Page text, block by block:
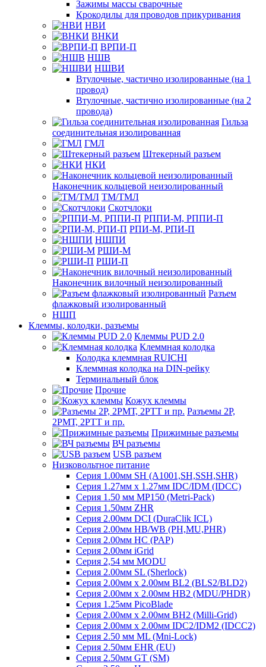
Зажимы массы сварочные
Крокодилы для проводов прикуривания
НВИ
ВНКИ
ВРПИ-П
НШВ
НШВИ
Втулочные, частично изолированные (на 1
провод)
Втулочные, частично изолированные (на 2
провода)
Гильза
соединительная изолированная
ГМЛ
Штекерный разъем
НКИ
Наконечник кольцевой неизолированный
ТМ/ТМЛ
Скотчлоки
РППИ-М, РППИ-П
РПИ-М, РПИ-П
НШПИ
РШИ-М
РШИ-П
Наконечник вилочный неизолированный
Разъем
флажковый изолированный
НШП
Клеммы, колодки, разъемы
Клеммы PUD 2.0
Клеммная колодка
Колодка клеммная RUICHI
Клеммная колодка на DIN-рейку
Терминальный блок
Прочие
Кожух клеммы
Разъемы 2Р,
2РМТ, 2РТТ и пр.
Прижимные разъемы
ВЧ разъемы
USB разъем
Низковольтное питание
Серия 1.00мм SH (A1001,SH,SSH,SHR)
Серия 1.27мм x 1.27мм IDC/IDM (IDCC)
Серия 1.50 мм MP150 (Metri-Pack)
Серия 1.50мм ZHR
Серия 2.00мм DCI (DuraClik ICL)
Серия 2.00мм HB/WB (PH,MU,PHR)
Серия 2.00мм HC (PAP)
Серия 2.00мм iGrid
Серия 2,54 мм MODU
Серия 2.00мм SL (Sherlock)
Серия 2.00мм x 2.00мм BL2 (BLS2/BLD2)
Серия 2.00мм x 2.00мм HB2 (MDU/PHDR)
Серия 1.25мм PicoBlade
Серия 2.00мм х 2.00мм BH2 (Milli-Grid)
Серия 2.00мм х 2.00мм IDC2/IDM2 (IDCC2)
Серия 2.50 мм ML (Mni-Lock)
Серия 2.50мм EHR (EU)
Серия 2.50мм GT (SM)